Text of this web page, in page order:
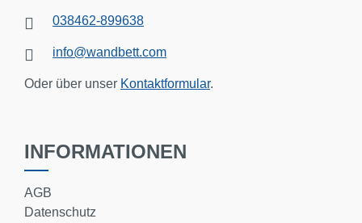
038462-899638
info@wandbett.com
Oder über unser Kontaktformular.
INFORMATIONEN
AGB
Datenschutz